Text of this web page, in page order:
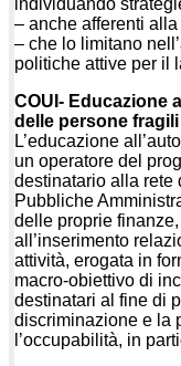
– anche afferenti
– che lo limitano
politiche attive per il
COUI- Educazione
delle persone fragili
L’educazione
un operatore del
destinatario alla rete
Pubbliche
delle proprie
all’inserimento
attività, erogata in
macro-obiettivo di
destinatari al fine di
discriminazione e la
l’occupabilità, in